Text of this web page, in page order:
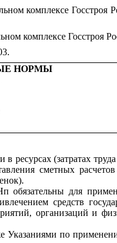
комплексе Госстроя
комплексе Госстроя
НОРМЫ
ресурсах (затратах
сметных расчетов
обязательны для
средств
организаций и
Указаниями по